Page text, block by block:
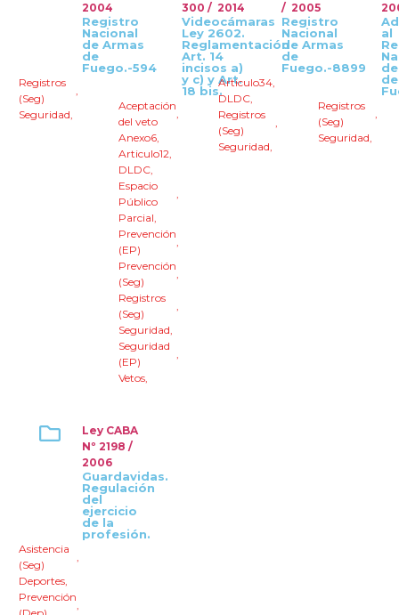
2004
Registro
Nacional
de Armas
de
Fuego.-594
Registros
(Seg)
,
Seguridad,
300 / 2014
Videocámaras
Ley 2602.
Reglamentación
Art. 14
incisos a)
y c) y Art.
18 bis.
Aceptación
del veto
,
Anexo6,
Articulo12,
DLDC,
Espacio
Público
,
Parcial,
Prevención
(EP)
,
Prevención
(Seg)
,
Registros
(Seg)
,
Seguridad,
Seguridad
(EP)
,
Vetos,
/ 2005
Registro
Nacional
de Armas
de
Fuego.-8899
Articulo34,
DLDC,
Registros
(Seg)
,
Seguridad,
al
de
Registros
(Seg)
,
Seguridad,
Ley CABA
Nº 2198 /
2006
Guardavidas.
Regulación
del
ejercicio
de la
profesión.
Asistencia
(Seg)
,
Deportes,
Prevención
,